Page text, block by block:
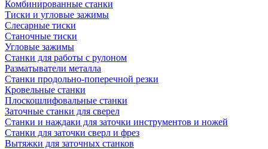
Комбинированные станки
Тиски и угловые зажимы
Слесарные тиски
Станочные тиски
Угловые зажимы
Станки для работы с рулоном
Разматыватели металла
Станки продольно-поперечной резки
Кровельные станки
Плоскошлифовальные станки
Заточные станки для сверел
Станки и наждаки для заточки инструментов и ножей
Станки для заточки сверл и фрез
Вытяжки для заточных станков